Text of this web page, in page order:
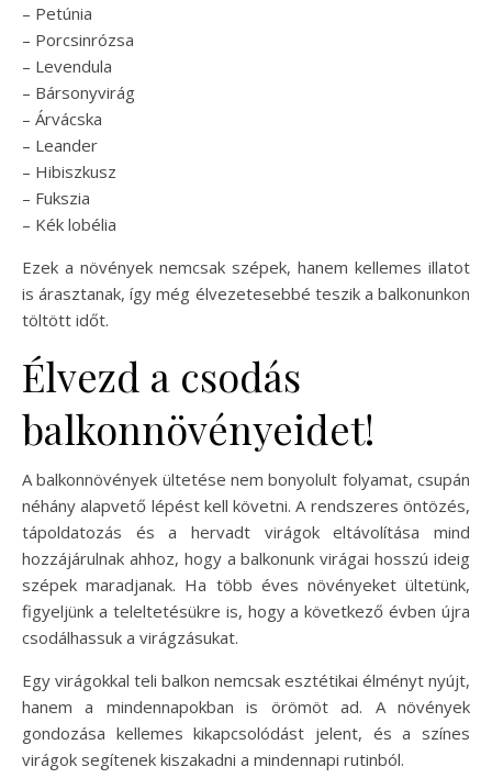
– Petúnia
– Porcsinrózsa
– Levendula
– Bársonyvirág
– Árvácska
– Leander
– Hibiszkusz
– Fukszia
– Kék lobélia
Ezek a növények nemcsak szépek, hanem kellemes illatot
is árasztanak, így még élvezetesebbé teszik a balkonunkon
töltött időt.
Élvezd a csodás
balkonnövényeidet!
A balkonnövények ültetése nem bonyolult folyamat, csupán
néhány alapvető lépést kell követni. A rendszeres öntözés,
tápoldatozás és a hervadt virágok eltávolítása mind
hozzájárulnak ahhoz, hogy a balkonunk virágai hosszú ideig
szépek maradjanak. Ha több éves növényeket ültetünk,
figyeljünk a teleltetésükre is, hogy a következő évben újra
csodálhassuk a virágzásukat.
Egy virágokkal teli balkon nemcsak esztétikai élményt nyújt,
hanem a mindennapokban is örömöt ad. A növények
gondozása kellemes kikapcsolódást jelent, és a színes
virágok segítenek kiszakadni a mindennapi rutinból.